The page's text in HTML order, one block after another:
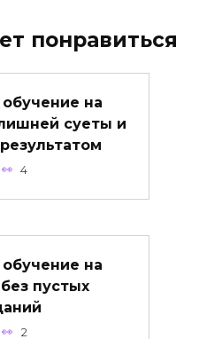
понравиться
на
суеты и
4
на
пустых
2